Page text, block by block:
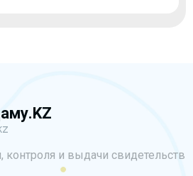
контроля и выдачи свидетельств